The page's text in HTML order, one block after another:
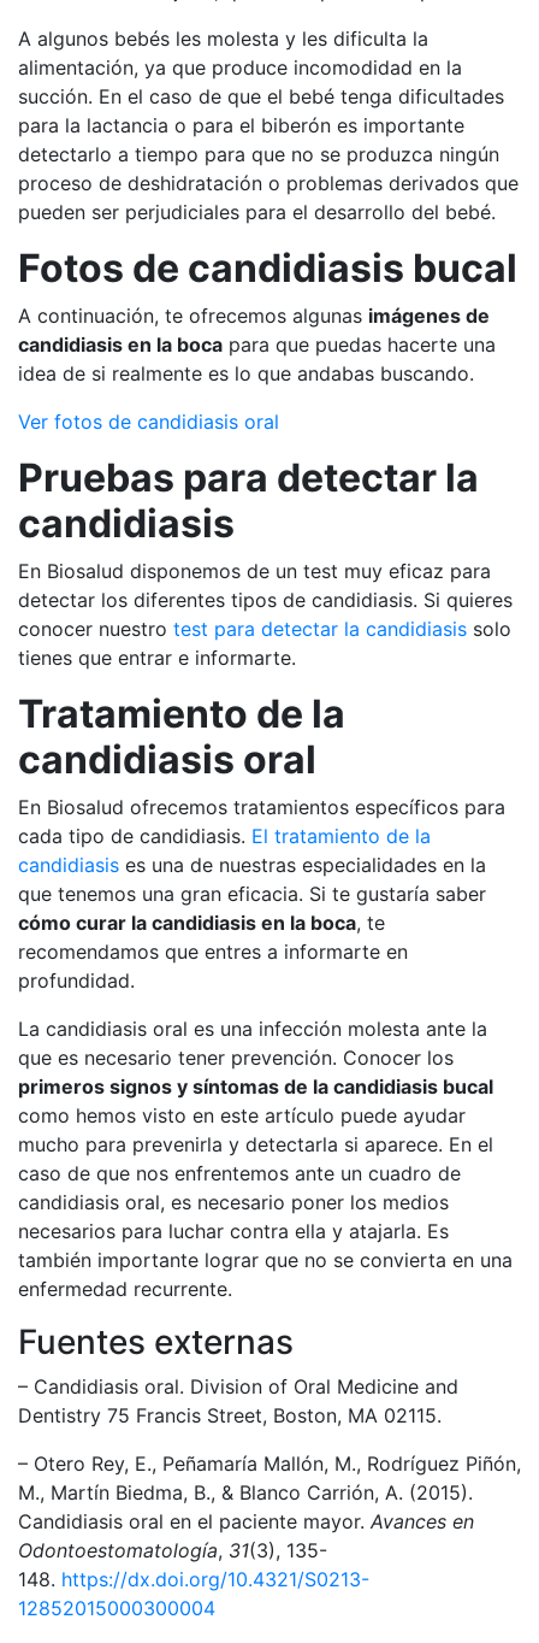
A algunos bebés les molesta y les dificulta la
alimentación, ya que produce incomodidad en la
succión. En el caso de que el bebé tenga dificultades
para la lactancia o para el biberón es importante
detectarlo a tiempo para que no se produzca ningún
proceso de deshidratación o problemas derivados que
pueden ser perjudiciales para el desarrollo del bebé.
Fotos de candidiasis bucal
A continuación, te ofrecemos algunas imágenes de
candidiasis en la boca para que puedas hacerte una
idea de si realmente es lo que andabas buscando.
Ver fotos de candidiasis oral
Pruebas para detectar la
candidiasis
En Biosalud disponemos de un test muy eficaz para
detectar los diferentes tipos de candidiasis. Si quieres
conocer nuestro test para detectar la candidiasis solo
tienes que entrar e informarte.
Tratamiento de la
candidiasis oral
En Biosalud ofrecemos tratamientos específicos para
cada tipo de candidiasis. El tratamiento de la
candidiasis es una de nuestras especialidades en la
que tenemos una gran eficacia. Si te gustaría saber
cómo curar la candidiasis en la boca, te
recomendamos que entres a informarte en
profundidad.
La candidiasis oral es una infección molesta ante la
que es necesario tener prevención. Conocer los
primeros signos y síntomas de la candidiasis bucal
como hemos visto en este artículo puede ayudar
mucho para prevenirla y detectarla si aparece. En el
caso de que nos enfrentemos ante un cuadro de
candidiasis oral, es necesario poner los medios
necesarios para luchar contra ella y atajarla. Es
también importante lograr que no se convierta en una
enfermedad recurrente.
Fuentes externas
– Candidiasis oral. Division of Oral Medicine and
Dentistry 75 Francis Street, Boston, MA 02115.
– Otero Rey, E., Peñamaría Mallón, M., Rodríguez Piñón,
M., Martín Biedma, B., & Blanco Carrión, A. (2015).
Candidiasis oral en el paciente mayor. Avances en
Odontoestomatología, 31(3), 135-
148. https://dx.doi.org/10.4321/S0213-
12852015000300004